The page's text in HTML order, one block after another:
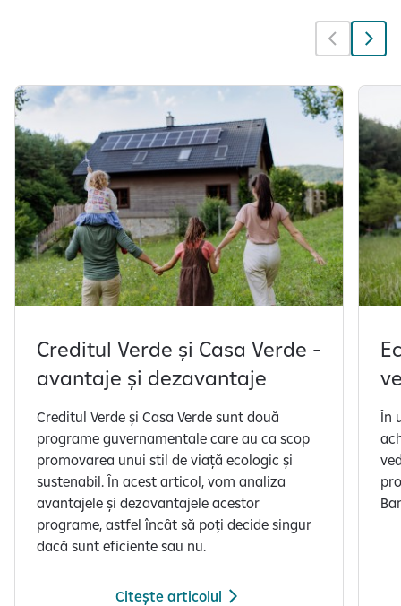
ă
s
l
i
d
e
-
u
r
i
l
Creditul Verde și Casa Verde -
avantaje și dezavantaje
Creditul Verde și Casa Verde sunt două
programe guvernamentale care au ca scop
promovarea unui stil de viață ecologic și
sustenabil. În acest articol, vom analiza
avantajele și dezavantajele acestor
programe, astfel încât să poți decide singur
dacă sunt eficiente sau nu.
Citește articolul
În